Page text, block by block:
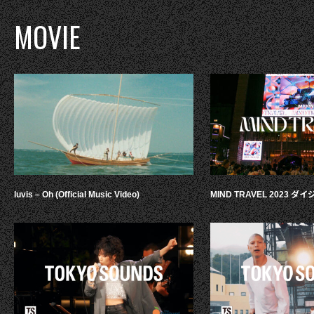
MOVIE
luvis – Oh (Official Music Video) MIND TRAVEL 2023 ダイ